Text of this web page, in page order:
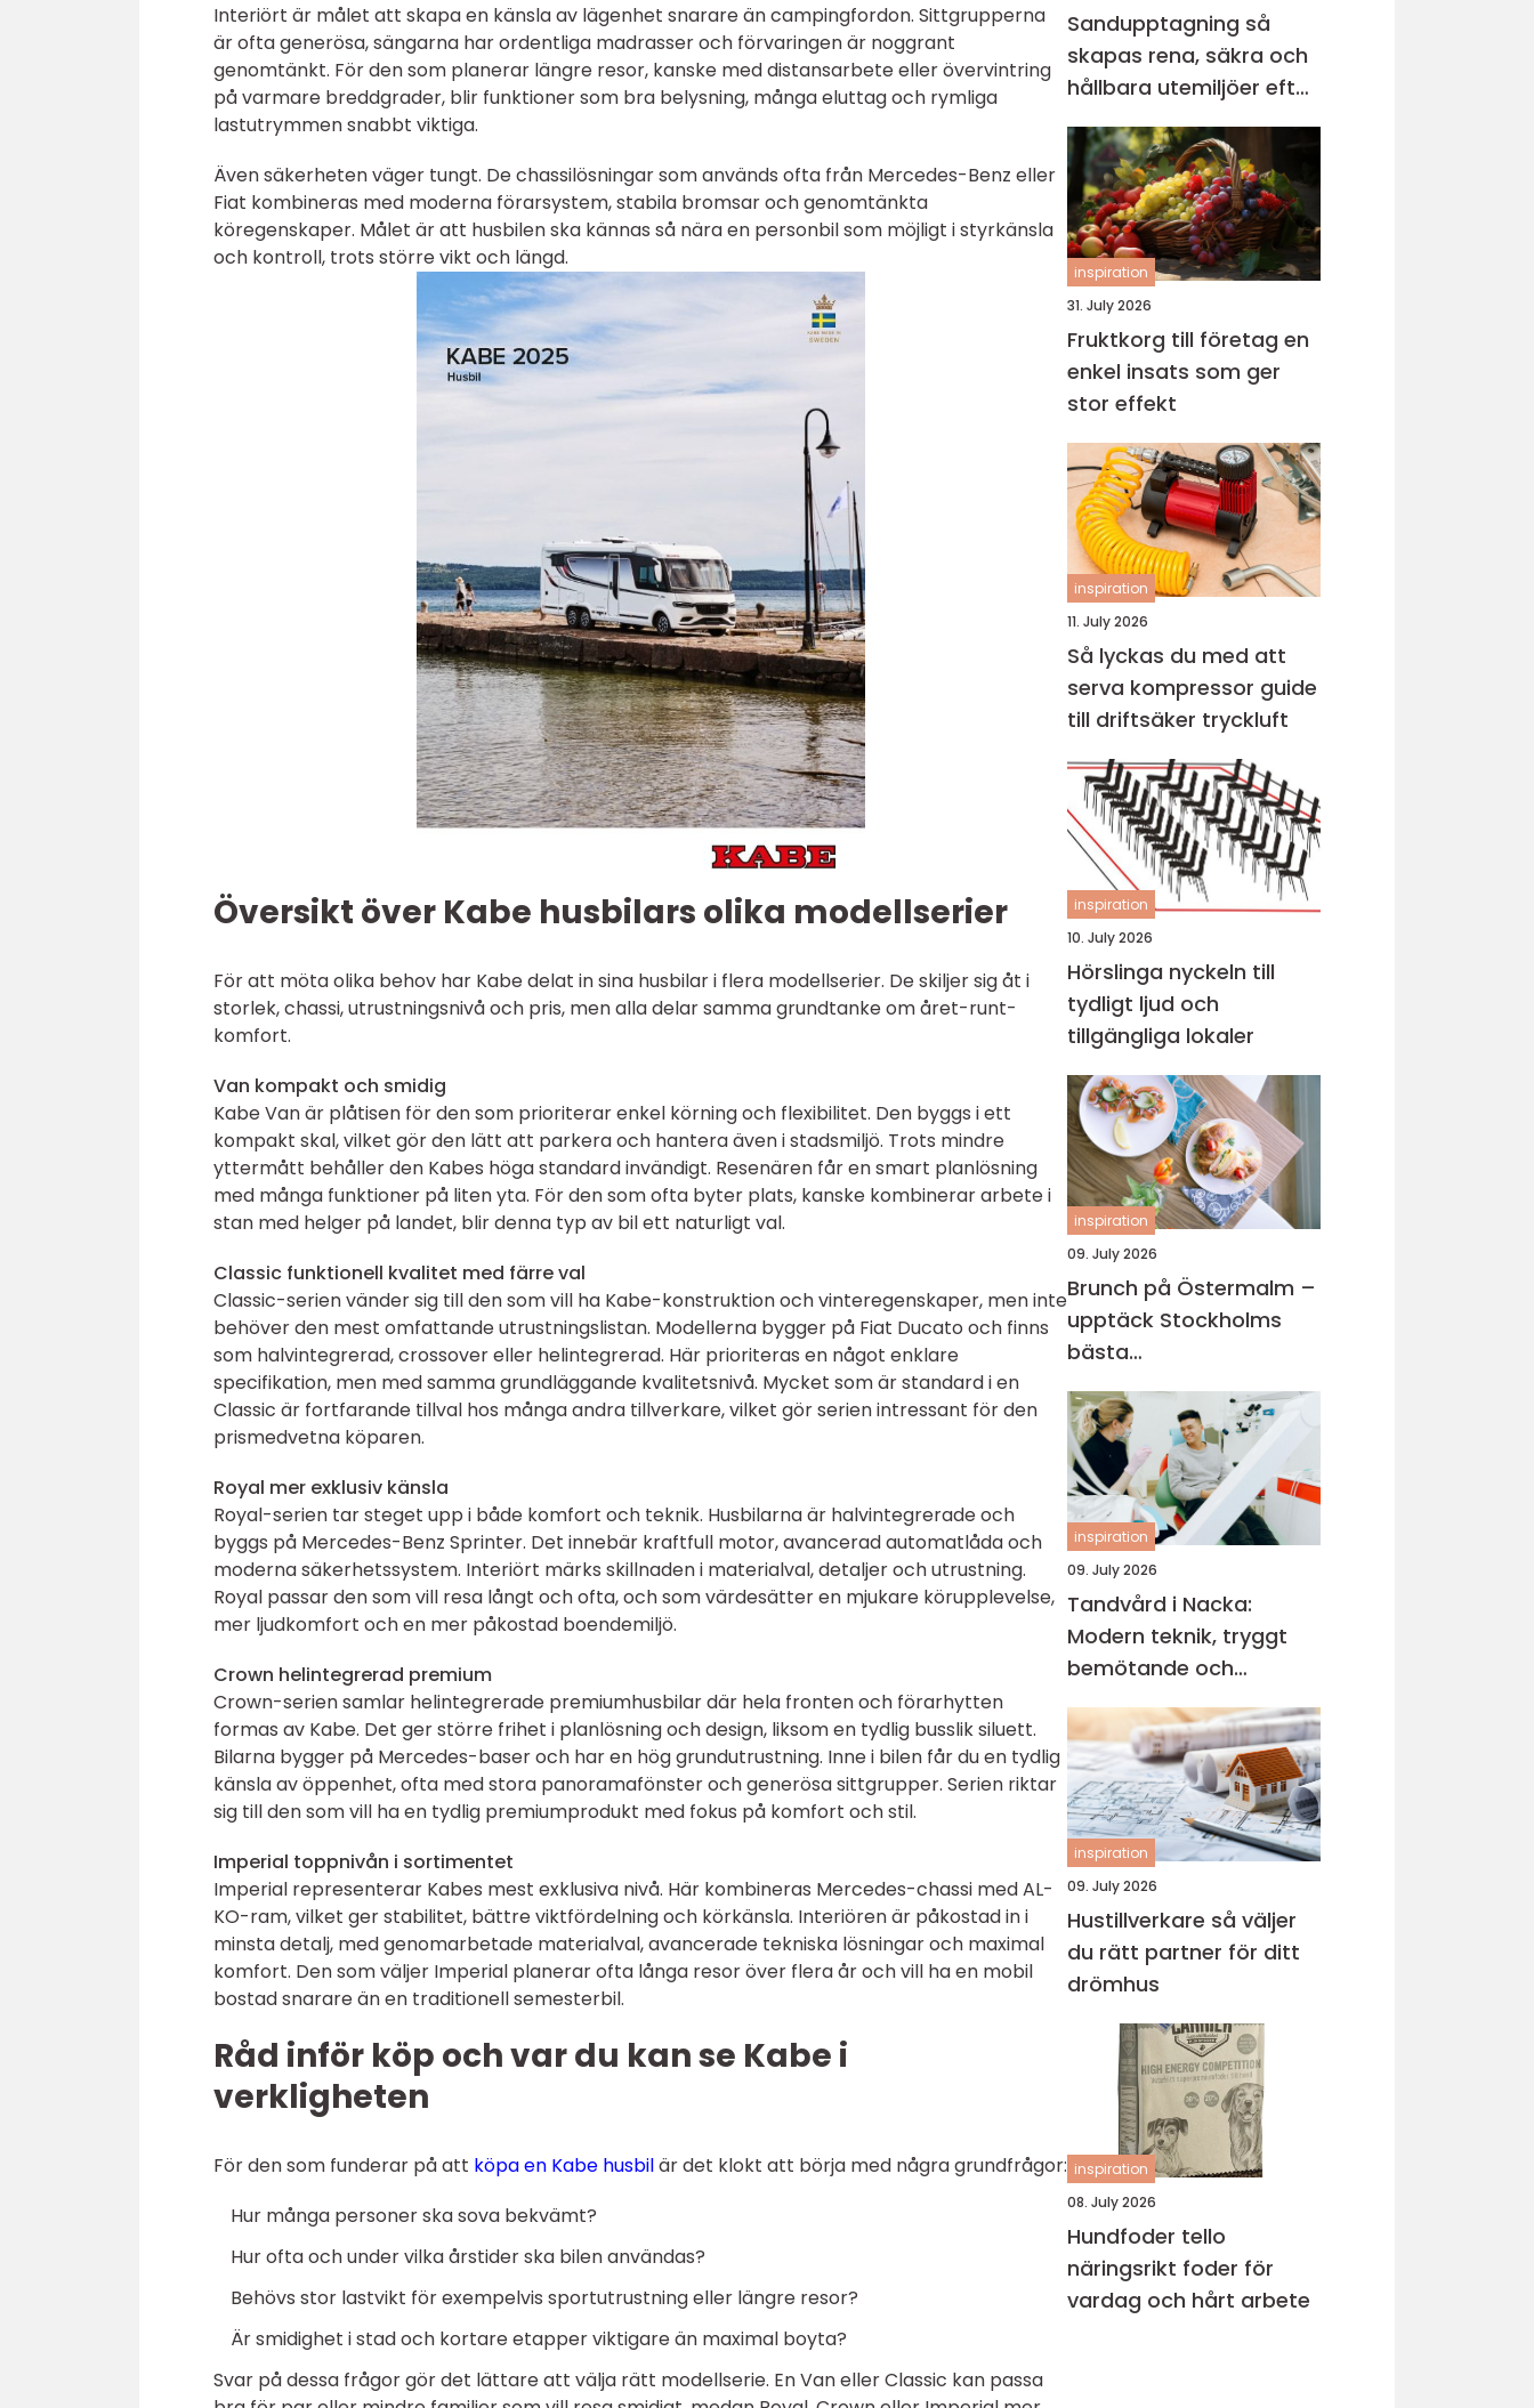
Interiört är målet att skapa en känsla av lägenhet snarare än campingfordon. Sittgrupperna
är ofta generösa, sängarna har ordentliga madrasser och förvaringen är noggrant
genomtänkt. För den som planerar längre resor, kanske med distansarbete eller övervintring
på varmare breddgrader, blir funktioner som bra belysning, många eluttag och rymliga
lastutrymmen snabbt viktiga.
Även säkerheten väger tungt. De chassilösningar som används ofta från Mercedes-Benz eller
Fiat kombineras med moderna förarsystem, stabila bromsar och genomtänkta
köregenskaper. Målet är att husbilen ska kännas så nära en personbil som möjligt i styrkänsla
och kontroll, trots större vikt och längd.
Översikt över Kabe husbilars olika modellserier
För att möta olika behov har Kabe delat in sina husbilar i flera modellserier. De skiljer sig åt i
storlek, chassi, utrustningsnivå och pris, men alla delar samma grundtanke om året-runt-
komfort.
Van kompakt och smidig
Kabe Van är plåtisen för den som prioriterar enkel körning och flexibilitet. Den byggs i ett
kompakt skal, vilket gör den lätt att parkera och hantera även i stadsmiljö. Trots mindre
yttermått behåller den Kabes höga standard invändigt. Resenären får en smart planlösning
med många funktioner på liten yta. För den som ofta byter plats, kanske kombinerar arbete i
stan med helger på landet, blir denna typ av bil ett naturligt val.
Classic funktionell kvalitet med färre val
Classic-serien vänder sig till den som vill ha Kabe-konstruktion och vinteregenskaper, men inte
behöver den mest omfattande utrustningslistan. Modellerna bygger på Fiat Ducato och finns
som halvintegrerad, crossover eller helintegrerad. Här prioriteras en något enklare
specifikation, men med samma grundläggande kvalitetsnivå. Mycket som är standard i en
Classic är fortfarande tillval hos många andra tillverkare, vilket gör serien intressant för den
prismedvetna köparen.
Royal mer exklusiv känsla
Royal-serien tar steget upp i både komfort och teknik. Husbilarna är halvintegrerade och
byggs på Mercedes-Benz Sprinter. Det innebär kraftfull motor, avancerad automatlåda och
moderna säkerhetssystem. Interiört märks skillnaden i materialval, detaljer och utrustning.
Royal passar den som vill resa långt och ofta, och som värdesätter en mjukare körupplevelse,
mer ljudkomfort och en mer påkostad boendemiljö.
Crown helintegrerad premium
Crown-serien samlar helintegrerade premiumhusbilar där hela fronten och förarhytten
formas av Kabe. Det ger större frihet i planlösning och design, liksom en tydlig busslik siluett.
Bilarna bygger på Mercedes-baser och har en hög grundutrustning. Inne i bilen får du en tydlig
känsla av öppenhet, ofta med stora panoramafönster och generösa sittgrupper. Serien riktar
sig till den som vill ha en tydlig premiumprodukt med fokus på komfort och stil.
Imperial toppnivån i sortimentet
Imperial representerar Kabes mest exklusiva nivå. Här kombineras Mercedes-chassi med AL-
KO-ram, vilket ger stabilitet, bättre viktfördelning och körkänsla. Interiören är påkostad in i
minsta detalj, med genomarbetade materialval, avancerade tekniska lösningar och maximal
komfort. Den som väljer Imperial planerar ofta långa resor över flera år och vill ha en mobil
bostad snarare än en traditionell semesterbil.
Råd inför köp och var du kan se Kabe i
verkligheten
För den som funderar på att köpa en Kabe husbilär det klokt att börja med några grundfrågor:
Hur många personer ska sova bekvämt?
Hur ofta och under vilka årstider ska bilen användas?
Behövs stor lastvikt för exempelvis sportutrustning eller längre resor?
Är smidighet i stad och kortare etapper viktigare än maximal boyta?
Svar på dessa frågor gör det lättare att välja rätt modellserie. En Van eller Classic kan passa
Sandupptagning så
skapas rena, säkra och
hållbara utemiljöer efter
vintern
inspiration
31. July 2026
Fruktkorg till företag en
enkel insats som ger
stor effekt
inspiration
11. July 2026
Så lyckas du med att
serva kompressor guide
till driftsäker tryckluft
inspiration
10. July 2026
Hörslinga nyckeln till
tydligt ljud och
tillgängliga lokaler
inspiration
09. July 2026
Brunch på Östermalm –
upptäck Stockholms
bästa
brunchupplevelser för
en smakrik helg
inspiration
09. July 2026
Tandvård i Nacka:
Modern teknik, tryggt
bemötande och
lättillgängliga
behandlingar
inspiration
09. July 2026
Hustillverkare så väljer
du rätt partner för ditt
drömhus
inspiration
08. July 2026
Hundfoder tello
näringsrikt foder för
vardag och hårt arbete